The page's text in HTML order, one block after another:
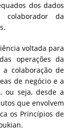
dos dados
da
voltada para
operações da
a colaboração de
de negócio e a
ou seja, desde a
que envolvem
os Princípios de